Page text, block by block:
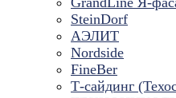
SteinDorf
АЭЛИТ
Nordside
FineBer
Т-сайдинг